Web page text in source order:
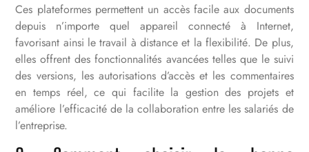
Ces plateformes permettent un accès facile aux documents
depuis n’importe quel appareil connecté à Internet,
favorisant ainsi le travail à distance et la flexibilité. De plus,
elles offrent des fonctionnalités avancées telles que le suivi
des versions, les autorisations d’accès et les commentaires
en temps réel, ce qui facilite la gestion des projets et
améliore l’efficacité de la collaboration entre les salariés de
l’entreprise.